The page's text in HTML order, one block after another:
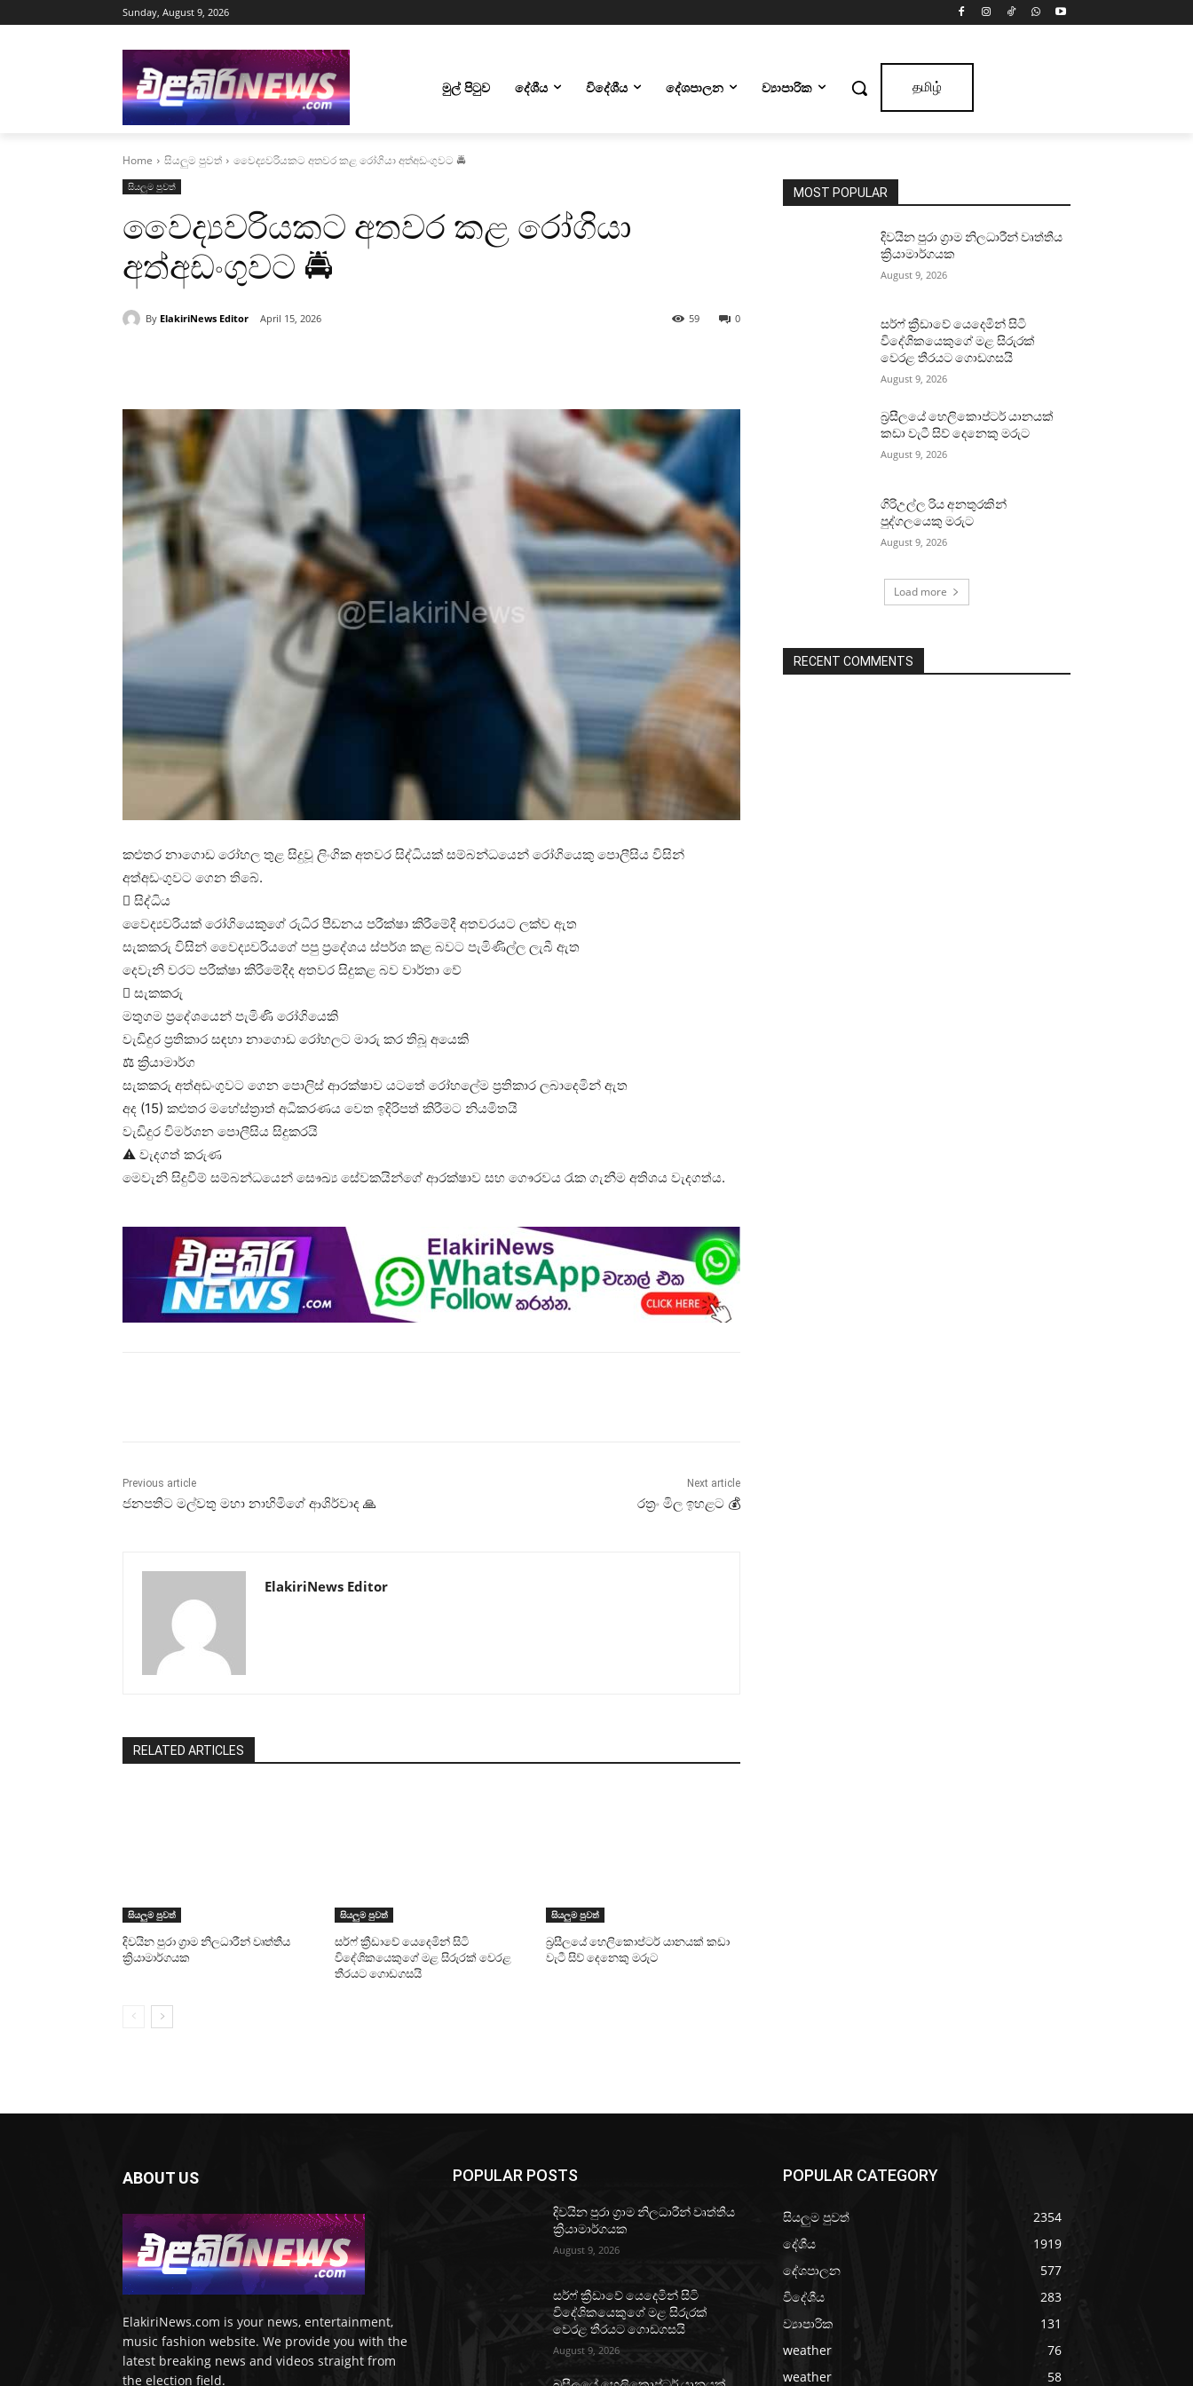
Sunday, August 9, 2026
මුල් පිටුව දේශීය විදේශීය දේශපාලන ව්‍යාපාරික தமிழ்
Home සියලුම පුවත් වෛද්‍යවරියකට අතවර කළ රෝගියා අත්අඩංගුවට 🚔
සියලුම පුවත්
වෛද්‍යවරියකට අතවර කළ රෝගියා
අත්අඩංගුවට 🚔
By ElakiriNews Editor April 15, 2026 0
59
කළුතර නාගොඩ රෝහල තුළ සිදුවූ ලිංගික අතවර සිද්ධියක් සම්බන්ධයෙන් රෝගියෙකු පොලීසිය විසින්
අත්අඩංගුවට ගෙන තිබේ.
 සිද්ධිය
වෛද්‍යවරියක් රෝගියෙකුගේ රුධිර පීඩනය පරීක්ෂා කිරීමේදී අතවරයට ලක්ව ඇත
සැකකරු විසින් වෛද්‍යවරියගේ පපු ප්‍රදේශය ස්පර්ශ කළ බවට පැමිණිල්ල ලැබී ඇත
දෙවැනි වරට පරීක්ෂා කිරීමේදීද අතවර සිදුකළ බව වාර්තා වේ
 සැකකරු
මතුගම ප්‍රදේශයෙන් පැමිණි රෝගියෙකි
වැඩිදුර ප්‍රතිකාර සඳහා නාගොඩ රෝහලට මාරු කර තිබූ අයෙකි
⚖️ ක්‍රියාමාර්ග
සැකකරු අත්අඩංගුවට ගෙන පොලිස් ආරක්ෂාව යටතේ රෝහලේම ප්‍රතිකාර ලබාදෙමින් ඇත
අද (15) කළුතර මහේස්ත්‍රාත් අධිකරණය වෙත ඉදිරිපත් කිරීමට නියමිතයි
වැඩිදුර විමර්ශන පොලීසිය සිදුකරයි
⚠️ වැදගත් කරුණ
මෙවැනි සිදුවීම් සම්බන්ධයෙන් සෞඛ්‍ය සේවකයින්ගේ ආරක්ෂාව සහ ගෞරවය රැක ගැනීම අතිශය වැදගත්ය.
Previous article
ජනපතිට මල්වතු මහා නාහිමිගේ ආශිර්වාද 🙏
Next article
රත්‍රං මිල ඉහළට 💰
ElakiriNews Editor
RELATED ARTICLES
සියලුම පුවත්
දිවයින පුරා ග්‍රාම නිලධාරීන් වෘත්තීය
ක්‍රියාමාර්ගයක
සියලුම පුවත්
සර්ෆ් ක්‍රීඩාවේ යෙදෙමින් සිටි
විදේශිකයෙකුගේ මළ සිරුරක් වෙරළ
තීරයට ගොඩගසයි
සියලුම පුවත්
බ්‍රසීලයේ හෙලිකොප්ටර් යානයක් කඩා
වැටී සිව් දෙනෙකු මරුට
MOST POPULAR
දිවයින පුරා ග්‍රාම නිලධාරීන් වෘත්තීය
ක්‍රියාමාර්ගයක
August 9, 2026
සර්ෆ් ක්‍රීඩාවේ යෙදෙමින් සිටි
විදේශිකයෙකුගේ මළ සිරුරක්
වෙරළ තීරයට ගොඩගසයි
August 9, 2026
බ්‍රසීලයේ හෙලිකොප්ටර් යානයක්
කඩා වැටී සිව් දෙනෙකු මරුට
August 9, 2026
ගිරිඋල්ල රිය අනතුරකින්
පුද්ගලයෙකු මරුට
August 9, 2026
Load more
RECENT COMMENTS
ABOUT US
ElakiriNews.com is your news, entertainment,
music fashion website. We provide you with the
latest breaking news and videos straight from
the election field.
POPULAR POSTS
දිවයින පුරා ග්‍රාම නිලධාරීන් වෘත්තීය
ක්‍රියාමාර්ගයක
August 9, 2026
සර්ෆ් ක්‍රීඩාවේ යෙදෙමින් සිටි
විදේශිකයෙකුගේ මළ සිරුරක්
වෙරළ තීරයට ගොඩගසයි
August 9, 2026
POPULAR CATEGORY
සියලුම පුවත්
2354
දේශීය
1919
දේශපාලන
577
විදේශීය
283
ව්‍යාපාරික
131
weather
76
weather
58